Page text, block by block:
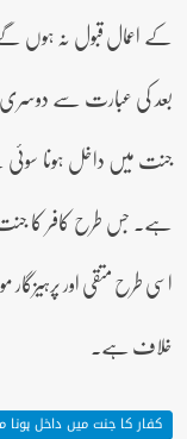
کے اعمال قبول نہ ہوں گے
بعد کی عبارت سے دوسری
جنت میں داخل ہونا
ہے۔ جس طرح کافر کا
اسی طرح متقی اور
خلاف ہے۔
کفار کا جنت میں داخل ہونا